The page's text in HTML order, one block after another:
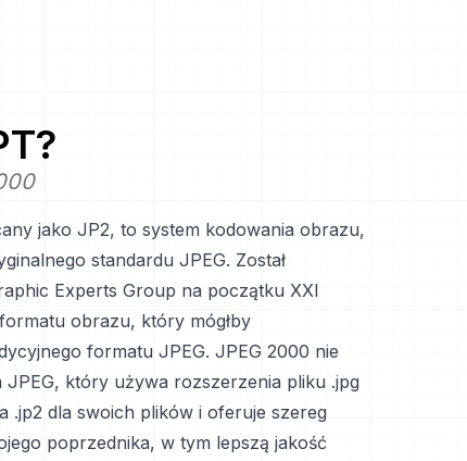
?
jako JP2, to system kodowania obrazu,
standardu JPEG. Został
Experts Group na początku XXI
obrazu, który mógłby
formatu JPEG. JPEG 2000 nie
który używa rozszerzenia pliku .jpg
.jp2 dla swoich plików i oferuje szereg
poprzednika, w tym lepszą jakość